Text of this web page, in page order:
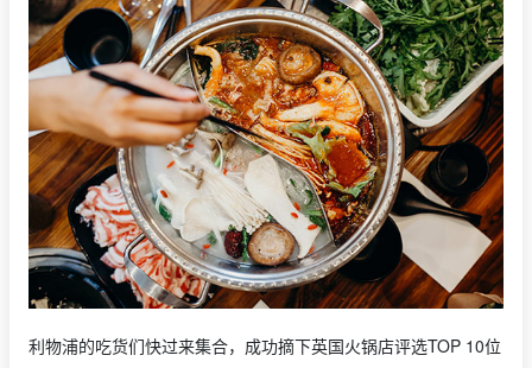
利物浦的吃货们快过来集合，成功摘下英国火锅店评选TOP 10位